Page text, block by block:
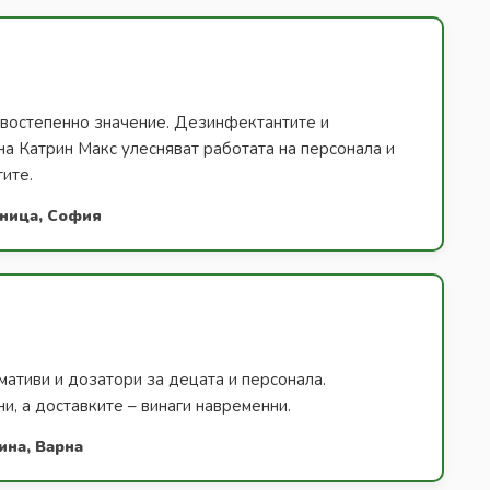
значение. Дезинфектантите и
Катрин Макс улесняват работата на персонала и
София
и дозатори за децата и персонала.
а доставките – винаги навременни.
Варна